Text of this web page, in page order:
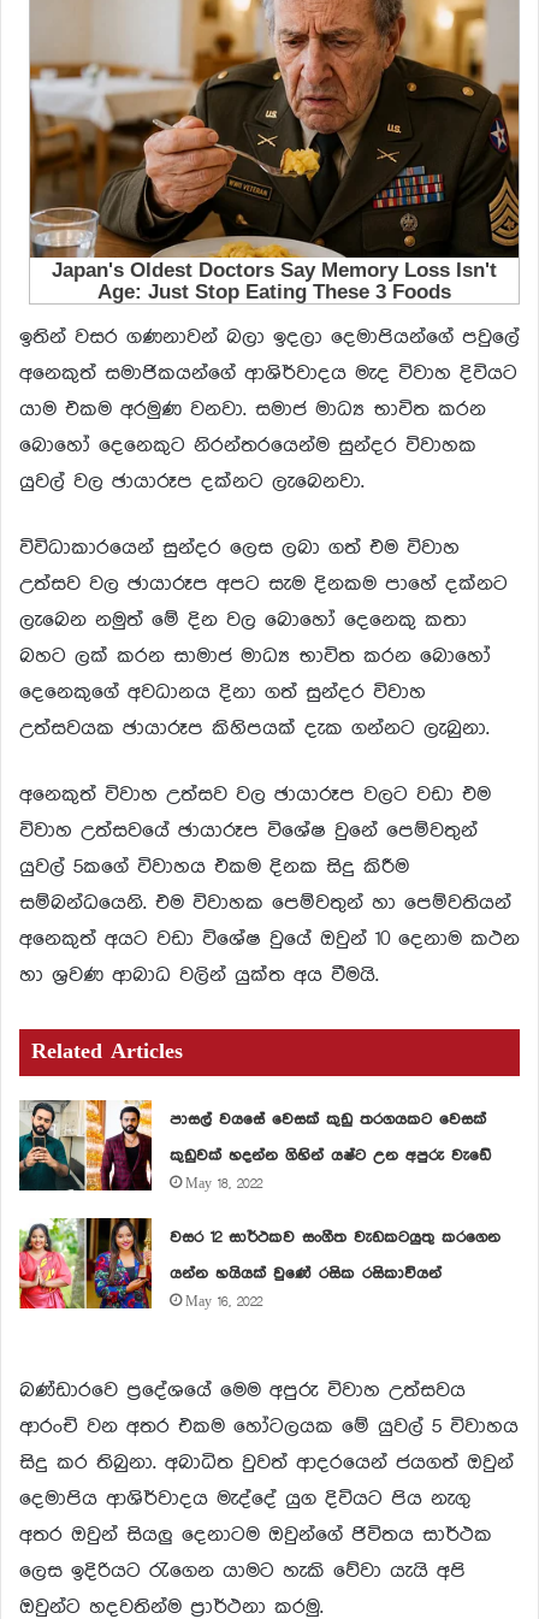
ඉතින් වසර ගණනාවන් බලා ඉදලා දෙමාපියන්ගේ පවුලේ
අනෙකුත් සමාජිකයන්ගේ ආශිර්වාදය මැද විවාහ දිවියට
යාම එකම අරමුණ වනවා. සමාජ මාධ්‍ය භාවිත කරන
බොහෝ දෙනෙකුට නිරන්තරයෙන්ම සුන්දර විවාහක
යුවල් වල ඡායාරූප දක්නට ලැබෙනවා.
විවිධාකාරයෙන් සුන්දර ලෙස ලබා ගත් එම විවාහ
උත්සව වල ඡායාරූප අපට සැම දිනකම පාහේ දක්නට
ලැබෙන නමුත් මේ දින වල බොහෝ දෙනෙකු කතා
බහට ලක් කරන සාමාජ මාධ්‍ය භාවිත කරන බොහෝ
දෙනෙකුගේ අවධානය දිනා ගත් සුන්දර විවාහ
උත්සවයක ඡායාරූප කිහිපයක් දැක ගන්නට ලැබුනා.
අනෙකුත් විවාහ උත්සව වල ඡායාරූප වලට වඩා එම
විවාහ උත්සවයේ ඡායාරූප විශේෂ වුනේ පෙම්වතුන්
යුවල් 5කගේ විවාහය එකම දිනක සිදු කිරීම
සම්බන්ධයෙනි. එම විවාහක පෙම්වතුන් හා පෙම්වතියන්
අනෙකුත් අයට වඩා විශේෂ වුයේ ඔවුන් 10 දෙනාම කථන
හා ශ්‍ර‍වණ ආබාධ වලින් යුක්ත අය වීමයි.
Related Articles
පාසල් වයසේ වෙසක් කුඩු තරගයකට වෙසක්
කුඩුවක් හදන්න ගිහින් යෂ්ට උන අපුරු වැඩේ
May 18, 2022
වසර 12 සාර්ථකව සංගීත වැඩකටයුතු කරගෙන
යන්න හයියක් වුණේ රසික රසිකාවියන්
May 16, 2022
බණ්ඩාරවෙ ප්‍රදේශයේ මෙම අපුරු විවාහ උත්සවය
ආරංචි වන අතර එකම හෝටලයක මේ යුවල් 5 විවාහය
සිදු කර තිබුනා. අබාධිත වුවත් ආදරයෙන් ජයගත් ඔවුන්
දෙමාපිය ආශිර්වාදය මැද්දේ යුග දිවියට පිය නැගු
අතර ඔවුන් සියලු දෙනාටම ඔවුන්ගේ ජිවිතය සාර්ථක
ලෙස ඉදිරියට රැගෙන යාමට හැකි වේවා යැයි අපි
ඔවුන්ට හදවතින්ම ප්‍රාර්ථනා කරමු.